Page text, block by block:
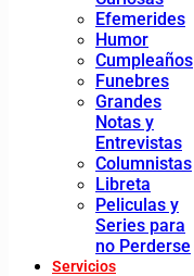
Efemerides
Humor
Cumpleaños
Funebres
Grandes
Notas y
Entrevistas
Columnistas
Libreta
Peliculas y
Series para
no Perderse
Servicios